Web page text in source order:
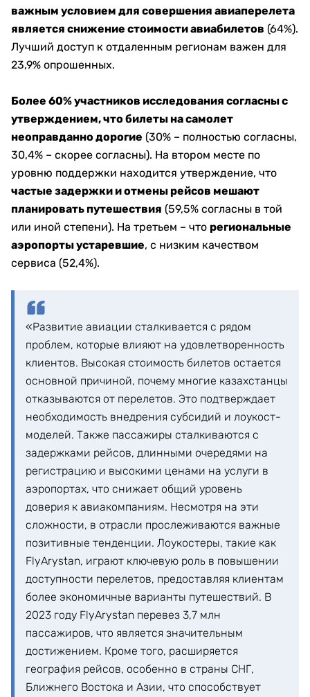
важным условием для совершения авиаперелета
является снижение стоимости авиабилетов (64%).
Лучший доступ к отдаленным регионам важен для
23,9% опрошенных.
Более 60% участников исследования согласны с
утверждением, что билеты на самолет
неоправданно дорогие (30% – полностью согласны,
30,4% – скорее согласны). На втором месте по
уровню поддержки находится утверждение, что
частые задержки и отмены рейсов мешают
планировать путешествия (59,5% согласны в той
или иной степени). На третьем – что региональные
аэропорты устаревшие, с низким качеством
сервиса (52,4%).
«Развитие авиации сталкивается с рядом
проблем, которые влияют на удовлетворенность
клиентов. Высокая стоимость билетов остается
основной причиной, почему многие казахстанцы
отказываются от перелетов. Это подтверждает
необходимость внедрения субсидий и лоукост-
моделей. Также пассажиры сталкиваются с
задержками рейсов, длинными очередями на
регистрацию и высокими ценами на услуги в
аэропортах, что снижает общий уровень
доверия к авиакомпаниям. Несмотря на эти
сложности, в отрасли прослеживаются важные
позитивные тенденции. Лоукостеры, такие как
FlyArystan, играют ключевую роль в повышении
доступности перелетов, предоставляя клиентам
более экономичные варианты путешествий. В
2023 году FlyArystan перевез 3,7 млн
пассажиров, что является значительным
достижением. Кроме того, расширяется
география рейсов, особенно в страны СНГ,
Ближнего Востока и Азии, что способствует